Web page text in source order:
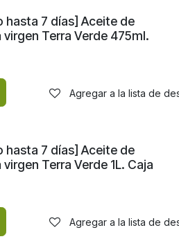
hasta 7 días] Aceite de
Terra Verde 475ml.
Agregar a la lista de
hasta 7 días] Aceite de
Terra Verde 1L. Caja
Agregar a la lista de